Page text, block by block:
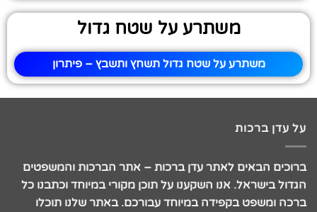
משתרע על שטח גדול
משתרע על שטח גדול תשחץ ותשבץ – פיתרון
על עדן ברכות
ברוכים הבאים לאתר עדן ברכות – אתר הברכות והמשפטים
הגדול בישראל. אנו השקענו על תוכן מקורי במיוחד וכתבנו כל
ברכה ומשפט בקפידה במיוחד עבורכם. באתר שלנו תוכלו